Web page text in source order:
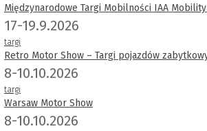
Międzynarodowe Targi Mobilności IAA
17-19.9.2026
targi
Retro Motor Show – Targi pojazdów
8-10.10.2026
targi
Warsaw Motor Show
8-10.10.2026